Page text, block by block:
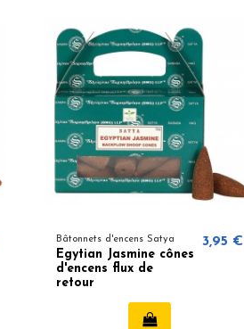
Bâtonnets d'encens Satya
Egytian Jasmine cônes
d'encens flux de
retour
3,95 €